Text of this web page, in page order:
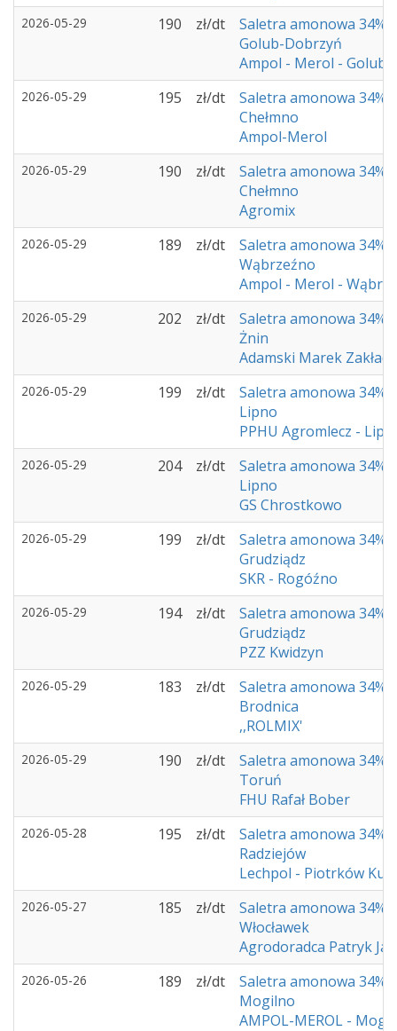
2026-05-29 190 zł/dt
Saletra amonowa 34%
Golub-Dobrzyń
Ampol - Merol -
2026-05-29 195 zł/dt
Saletra amonowa 34%
Chełmno
Ampol-Merol
2026-05-29 190 zł/dt
Saletra amonowa 34%
Chełmno
Agromix
2026-05-29 189 zł/dt
Saletra amonowa 34%
Wąbrzeźno
Ampol - Merol -
2026-05-29 202 zł/dt
Saletra amonowa 34%
Żnin
Adamski Marek
2026-05-29 199 zł/dt
Saletra amonowa 34%
Lipno
PPHU Agromlecz -
2026-05-29 204 zł/dt
Saletra amonowa 34%
Lipno
GS Chrostkowo
2026-05-29 199 zł/dt
Saletra amonowa 34%
Grudziądz
SKR - Rogóźno
2026-05-29 194 zł/dt
Saletra amonowa 34%
Grudziądz
PZZ Kwidzyn
2026-05-29 183 zł/dt
Saletra amonowa 34%
Brodnica
,,ROLMIX'
2026-05-29 190 zł/dt
Saletra amonowa 34%
Toruń
FHU Rafał Bober
2026-05-28 195 zł/dt
Saletra amonowa 34%
Radziejów
Lechpol - Piotrków
2026-05-27 185 zł/dt
Saletra amonowa 34%
Włocławek
Agrodoradca Patryk
2026-05-26 189 zł/dt
Saletra amonowa 34%
Mogilno
AMPOL-MEROL -